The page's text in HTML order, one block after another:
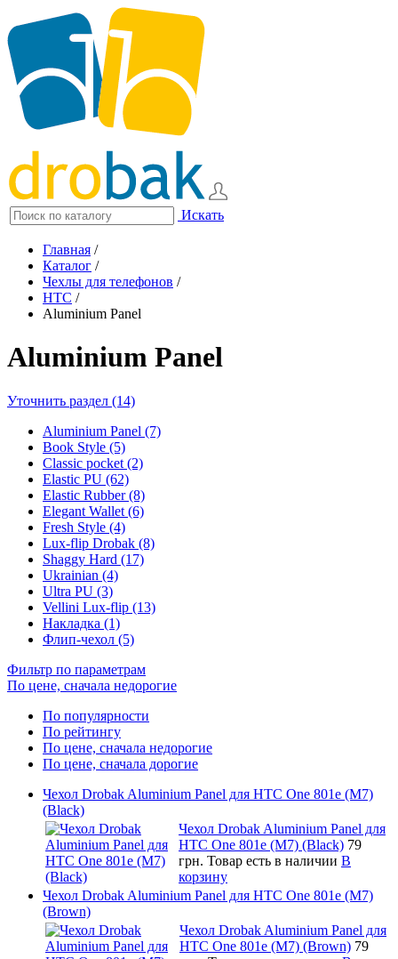
Искать
Главная /
Каталог /
Чехлы для телефонов /
HTC /
Aluminium Panel
Aluminium Panel
Уточнить раздел (14)
Aluminium Panel (7)
Book Style (5)
Classic pocket (2)
Elastic PU (62)
Elastic Rubber (8)
Elegant Wallet (6)
Fresh Style (4)
Lux-flip Drobak (8)
Shaggy Hard (17)
Ukrainian (4)
Ultra PU (3)
Vellini Lux-flip (13)
Накладка (1)
Флип-чехол (5)
Фильтр по параметрам
По цене, сначала недорогие
По популярности
По рейтингу
По цене, сначала недорогие
По цене, сначала дорогие
Чехол Drobak Aluminium Panel для HTC One 801e (M7)
(Black)
Чехол Drobak Aluminium Panel для
HTC One 801e (M7) (Black) 79
грн. Товар есть в наличии В
корзину
Чехол Drobak Aluminium Panel для HTC One 801e (M7)
(Brown)
Чехол Drobak Aluminium Panel для
HTC One 801e (M7) (Brown) 79